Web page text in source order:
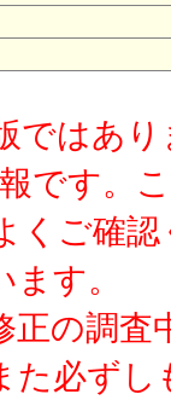
はあり
です。
ご確認
す。
の調査
必ずし